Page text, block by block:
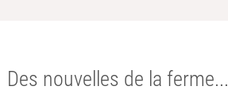
Des nouvelles de la ferme...